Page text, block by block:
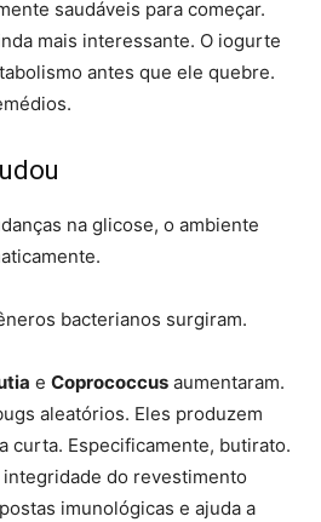
saudáveis ​​para começar.
mais interessante. O iogurte
antes que ele quebre.
na glicose, o ambiente
bacterianos surgiram.
e Coprococcus aumentaram.
aleatórios. Eles produzem
curta. Especificamente, butirato.
do revestimento
imunológicas e ajuda a